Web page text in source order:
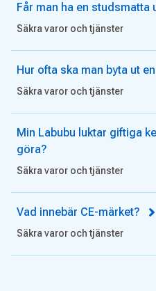
Får man ha en studsmatta
Säkra varor och tjänster
Hur ofta ska man byta ut
Säkra varor och tjänster
Min Labubu luktar giftiga
göra?
Säkra varor och tjänster
Vad innebär CE-märket?
Säkra varor och tjänster